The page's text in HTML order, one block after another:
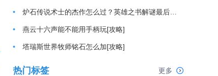
燕云十六声能不能用手柄玩[攻略]
塔瑞斯世界牧师铭石怎么加[攻略]
热门标签 更多